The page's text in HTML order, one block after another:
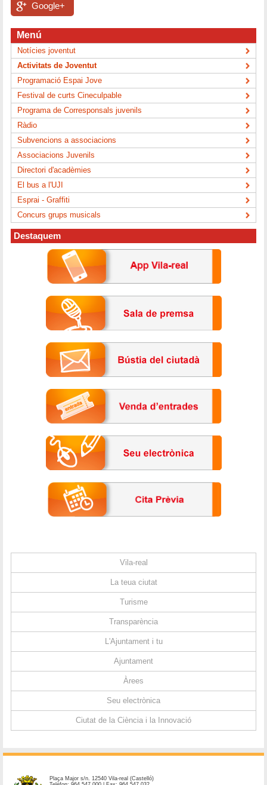
Google+
Menú
Notícies joventut
Activitats de Joventut
Programació Espai Jove
Festival de curts Cineculpable
Programa de Corresponsals juvenils
Ràdio
Subvencions a associacions
Associacions Juvenils
Directori d'acadèmies
El bus a l'UJI
Esprai - Graffiti
Concurs grups musicals
Destaquem
Vila-real
La teua ciutat
Turisme
Transparència
L'Ajuntament i tu
Ajuntament
Àrees
Seu electrònica
Ciutat de la Ciència i la Innovació
Plaça Major s/n. 12540 Vila-real (Castelló)